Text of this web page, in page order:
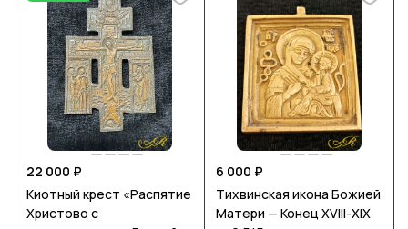
22 000 ₽
Киотный крест «Распятие
Христово с
6 000 ₽
Тихвинская икона Божией
Матери — Конец ХVIII-ХIХ